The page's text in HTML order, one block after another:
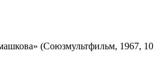
(Союзмультфильм, 1967, 10